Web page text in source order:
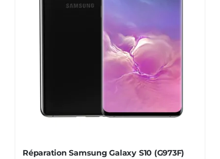
Réparation Samsung Galaxy S10 (G973F)